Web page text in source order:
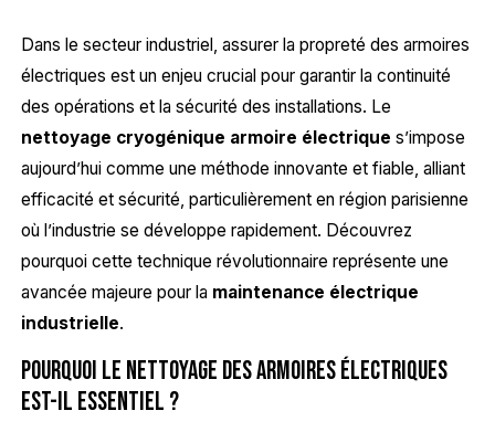
Dans le secteur industriel, assurer la propreté des armoires
électriques est un enjeu crucial pour garantir la continuité
des opérations et la sécurité des installations. Le
nettoyage cryogénique armoire électrique s’impose
aujourd’hui comme une méthode innovante et fiable, alliant
efficacité et sécurité, particulièrement en région parisienne
où l’industrie se développe rapidement. Découvrez
pourquoi cette technique révolutionnaire représente une
avancée majeure pour la maintenance électrique
industrielle.
Pourquoi le nettoyage des armoires électriques
est-il essentiel ?